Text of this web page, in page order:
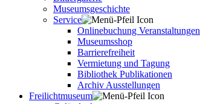
Museumsgeschichte
Service
Onlinebuchung Veranstaltungen
Museumsshop
Barrierefreiheit
Vermietung und Tagung
Bibliothek Publikationen
Archiv Ausstellungen
Freilichtmuseum